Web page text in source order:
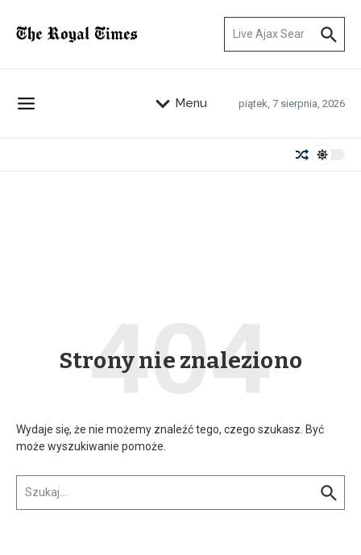
Menu piątek, 7 sierpnia, 2026
Strony nie znaleziono
Wydaje się, że nie możemy znaleźć tego, czego szukasz. Być
może wyszukiwanie pomoże.